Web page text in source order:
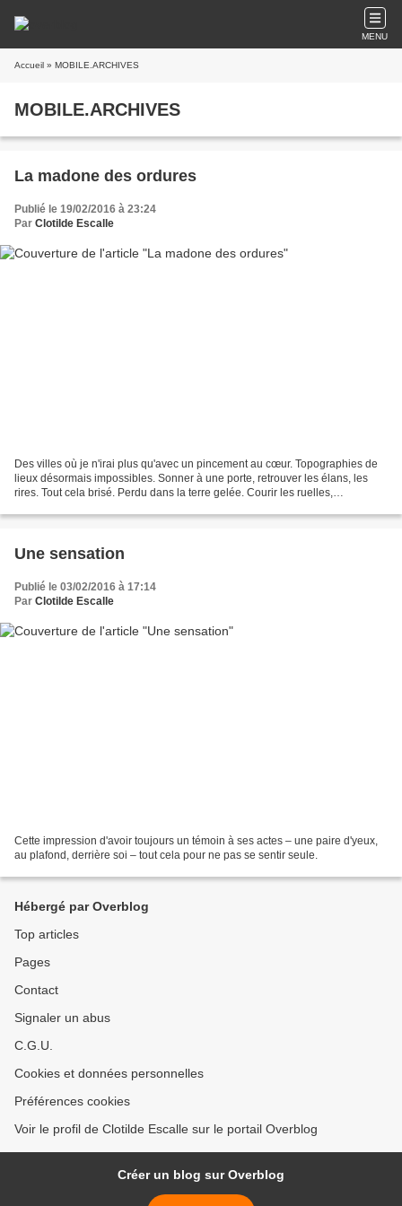
MENU
Accueil » MOBILE.ARCHIVES
MOBILE.ARCHIVES
La madone des ordures
Publié le 19/02/2016 à 23:24
Par Clotilde Escalle
Des villes où je n'irai plus qu'avec un pincement au cœur. Topographies de
lieux désormais impossibles. Sonner à une porte, retrouver les élans, les
rires. Tout cela brisé. Perdu dans la terre gelée. Courir les ruelles,
Une sensation
Publié le 03/02/2016 à 17:14
Par Clotilde Escalle
Cette impression d'avoir toujours un témoin à ses actes ‒ une paire d'yeux,
au plafond, derrière soi ‒ tout cela pour ne pas se sentir seule.
Hébergé par Overblog
Top articles
Pages
Contact
Signaler un abus
C.G.U.
Cookies et données personnelles
Préférences cookies
Voir le profil de Clotilde Escalle sur le portail Overblog
Créer un blog sur Overblog